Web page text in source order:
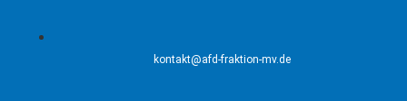
kontakt@afd-fraktion-mv.de